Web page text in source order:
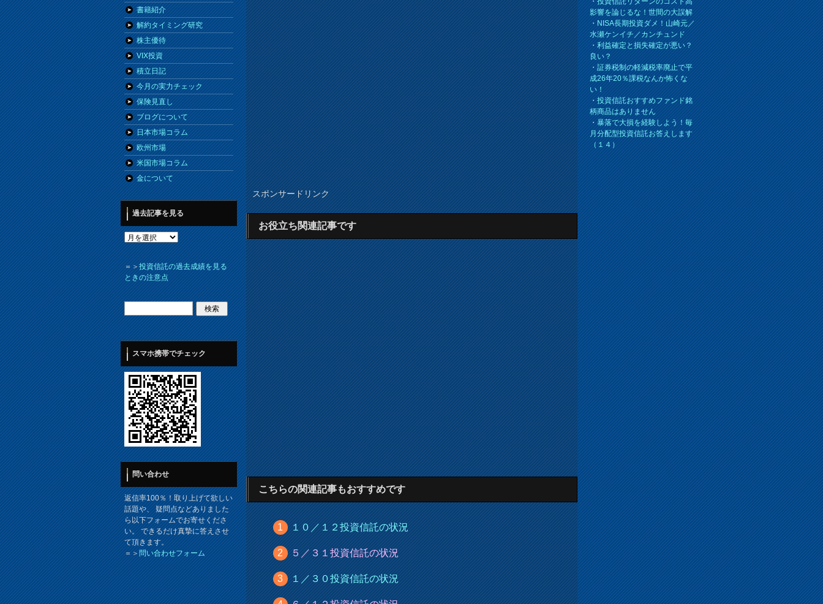
スポンサードリンク
お役立ち関連記事です
こちらの関連記事もおすすめです
１０／１２投資信託の状況
５／３１投資信託の状況
１／３０投資信託の状況
書籍紹介
解約タイミング研究
株主優待
VIX投資
積立日記
今月の実力チェック
保険見直し
ブログについて
日本市場コラム
欧州市場
米国市場コラム
金について
過去記事を見る
＝＞投資信託の過去成績を見る
ときの注意点
スマホ携帯でチェック
問い合わせ
返信率100％！取り上げて欲しい
話題や、 疑問点などありました
ら以下フォームでお寄せくださ
い。 できるだけ真摯に答えさせ
て頂きます。
＝＞問い合わせフォーム
影響を論じるな！世間の大誤解
・NISA長期投資ダメ！山崎元／
水瀬ケンイチ／カンチュンド
・利益確定と損失確定が悪い？
良い？
・証券税制の軽減税率廃止で平
成26年20％課税なんか怖くな
い！
・投資信託おすすめファンド銘
柄商品はありません
・暴落で大損を経験しよう！毎
月分配型投資信託お答えします
（１４）